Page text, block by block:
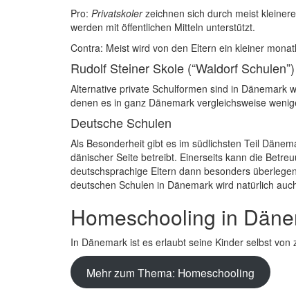
Pro: Privatskolerzeichnen sich durch meist
werden mit öffentlichen Mitteln unterstützt.
Contra: Meist wird von den Eltern ein kleiner
Rudolf Steiner Skole (“Waldorf Schulen”)
Alternative private Schulformen sind in Dänemark
denen es in ganz Dänemark vergleichsweise
Deutsche Schulen
Als Besonderheit gibt es im südlichsten Teil
dänischer Seite betreibt. Einerseits kann die
deutschsprachige Eltern dann besonders
deutschen Schulen in Dänemark wird natürlich
Homeschooling in
In Dänemark ist es erlaubt seine Kinder selbst
Mehr zum Thema: Homeschooling